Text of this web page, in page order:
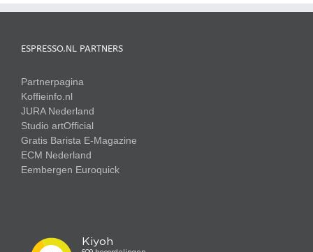
ESPRESSO.NL PARTNERS
Partnerpagina
Koffieinfo.nl
JURA Nederland
Studio artOfficial
Gratis Barista E-Magazine
ECM Nederland
Eembergen Euroquick